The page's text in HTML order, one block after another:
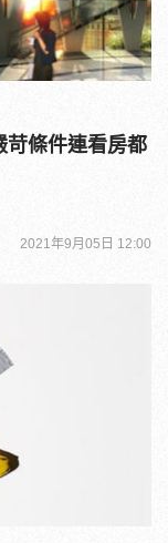
苛條件連看房都
2021年9月05日 12:00